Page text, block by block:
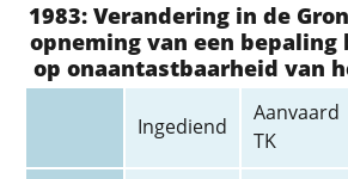
1983: Verandering in de
opneming van een
op onaantastbaarheid van
Ingediend
Aanvaard
TK